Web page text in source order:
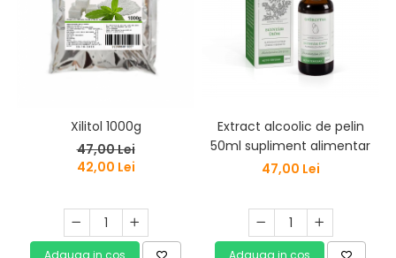
Xilitol 1000g
47,00 Lei
42,00 Lei
Adauga in cos
Extract alcoolic de pelin
50ml supliment alimentar
47,00 Lei
Adauga in cos